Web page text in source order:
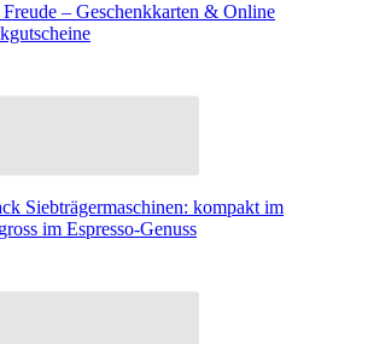
Freude – Geschenkkarten & Online
Siebträgermaschinen: kompakt im
im Espresso-Genuss